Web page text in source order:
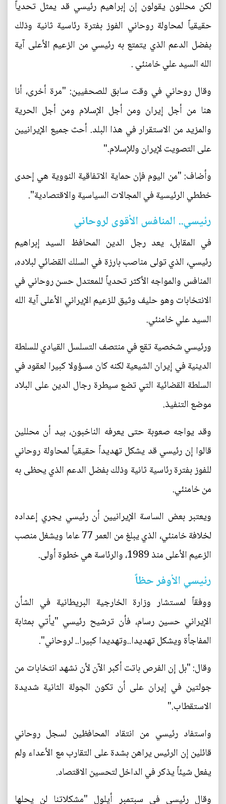
لكن محللون يقولون إن إبراهيم رئيسي قد يمثل تحدياً
حقيقياً لمحاولة روحاني الفوز بفترة رئاسية ثانية وذلك
بفضل الدعم الذي يتمتع به رئيسي من الزعيم الأعلى آية
الله السيد علي خامنئي .
وقال روحاني في وقت سابق للصحفيين: "مرة أخرى، أنا
هنا من أجل إيران ومن أجل الإسلام ومن أجل الحرية
والمزيد من الاستقرار في هذا البلد. أحث جميع الإيرانيين
على التصويت لإيران وللإسلام."
وأضاف: "من اليوم فإن حماية الاتفاقية النووية هي إحدى
خططي الرئيسية في المجالات السياسية والاقتصادية".
رئيسي.. المنافس الأقوى لروحاني
في المقابل، يعد رجل الدين المحافظ السيد إبراهيم
رئيسي، الذي تولى مناصب بارزة في السلك القضائي لبلاده،
المنافس والمواجه الأكثر تحدياً للمعتدل حسن روحاني في
الانتخابات وهو حليف وثيق للزعيم الإيراني الأعلى آية الله
السيد علي خامنئي.
ورئيسي شخصية تقع في منتصف التسلسل القيادي للسلطة
الدينية في إيران الشيعية لكنه كان مسؤولا كبيرا لعقود في
السلطة القضائية التي تضع سيطرة رجال الدين على البلاد
موضع التنفيذ.
وقد يواجه صعوبة حتى يعرفه الناخبون، بيد أن محللين
قالوا إن رئيسي قد يشكل تهديداً حقيقياً لمحاولة روحاني
للفوز بفترة رئاسية ثانية وذلك بفضل الدعم الذي يحظى به
من خامنئي.
ويعتبر بعض الساسة الإيرانيين أن رئيسي يجري إعداده
لخلافة خامنئي، الذي يبلغ من العمر 77 عاما ويشغل منصب
الزعيم الأعلى منذ 1989، والرئاسة هي خطوة أولى.
رئيسي الأوفر حظاً
ووفقاً لمستشار وزارة الخارجية البريطانية في الشأن
الإيراني حسين رسام، فأن ترشيح رئيسي "يأتي بمثابة
المفاجأة ويشكل تهديدا..وتهديدا كبيرا.. لروحاني".
وقال: "بل إن الفرص باتت أكبر الآن لأن نشهد انتخابات من
جولتين في إيران على أن تكون الجولة الثانية شديدة
الاستقطاب."
واستفاد رئيسي من انتقاد المحافظين لسجل روحاني
قائلين إن الرئيس يراهن بشدة على التقارب مع الأعداء ولم
يفعل شيئاً يذكر في الداخل لتحسين الاقتصاد.
وقال رئيسي في سبتمبر أيلول "مشكلاتنا لن يحلها